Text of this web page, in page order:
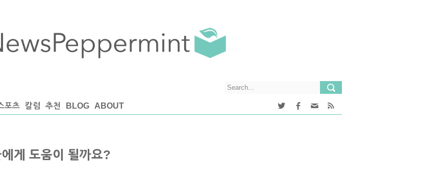
포츠 칼럼 추천 BLOG ABOUT
게 도움이 될까요?